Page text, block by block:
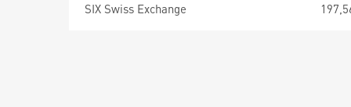
SIX Swiss Exchange